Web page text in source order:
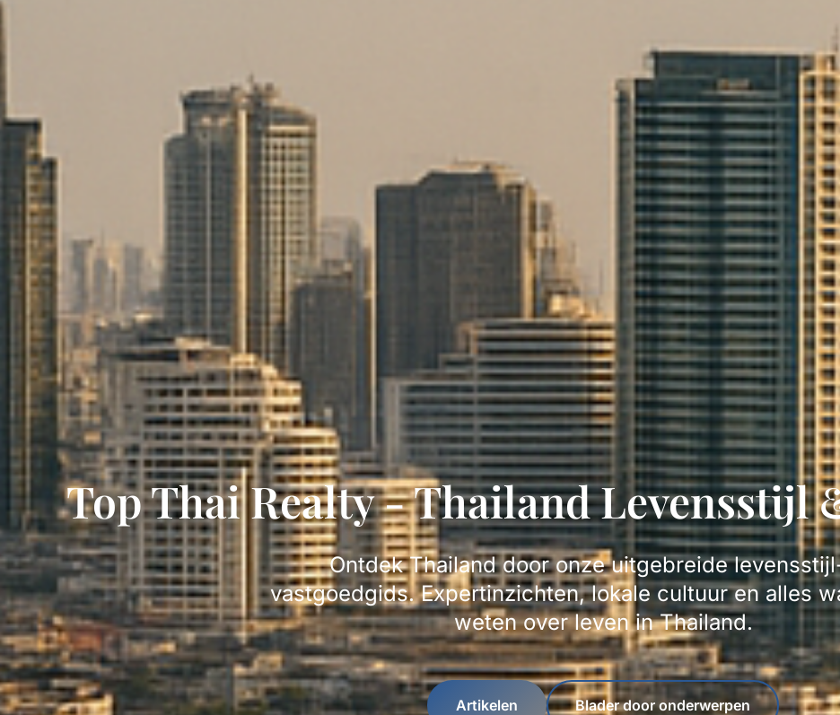
Top Thai Realty - Thailand Levensstijl
Ontdek Thailand door onze uitgebreide
vastgoedgids. Expertinzichten, lokale cultuur en alles
weten over leven in Thailand.
Artikelen Blader door onderwerpen